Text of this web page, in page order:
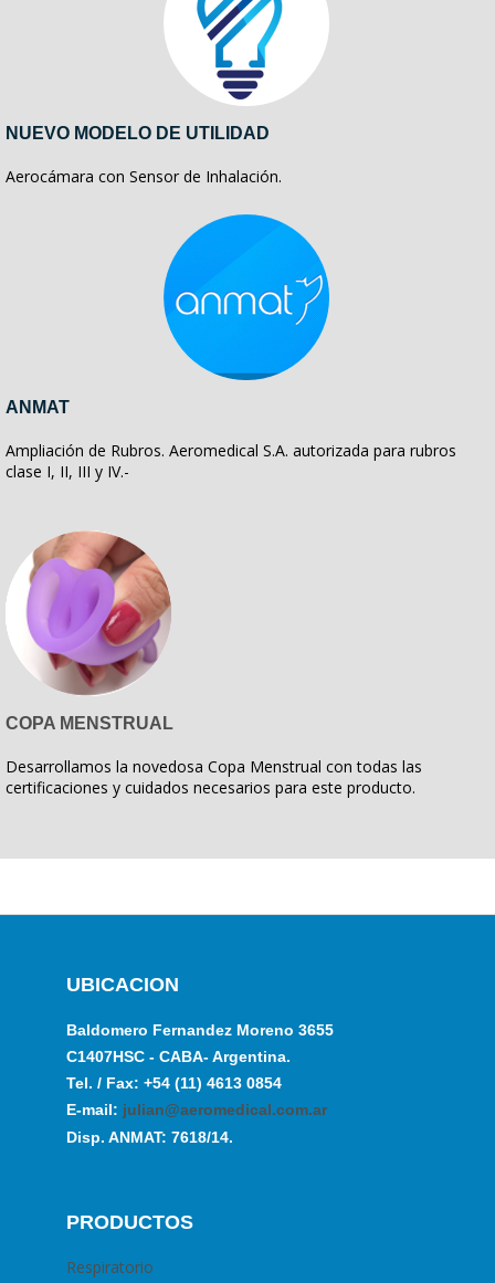
NUEVO MODELO DE UTILIDAD
Aerocámara con Sensor de Inhalación.
ANMAT
Ampliación de Rubros. Aeromedical S.A. autorizada para rubros
clase I, II, III y IV.-
COPA MENSTRUAL
Desarrollamos la novedosa Copa Menstrual con todas las
certificaciones y cuidados necesarios para este producto.
UBICACION
Baldomero Fernandez Moreno 3655
C1407HSC - CABA- Argentina.
Tel. / Fax: +54 (11) 4613 0854
E-mail: julian@aeromedical.com.ar
Disp. ANMAT: 7618/14.
PRODUCTOS
Respiratorio